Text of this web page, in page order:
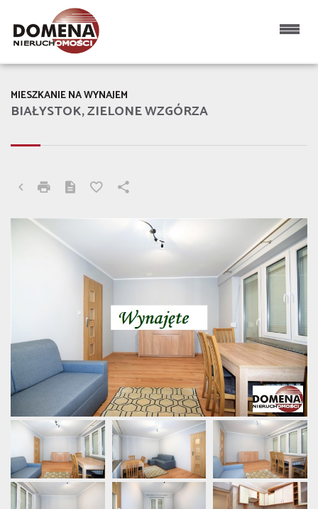
BIAŁYSTOK, ZIELONE WZGÓRZA
MIESZKANIE NA WYNAJEM